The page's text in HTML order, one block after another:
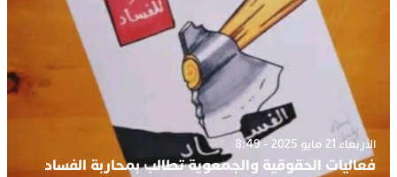
الأربعاء 21 مايو 2025 - 8:49
فعاليات الحقوقية والجمعوية تطالب بمحاربة الفساد